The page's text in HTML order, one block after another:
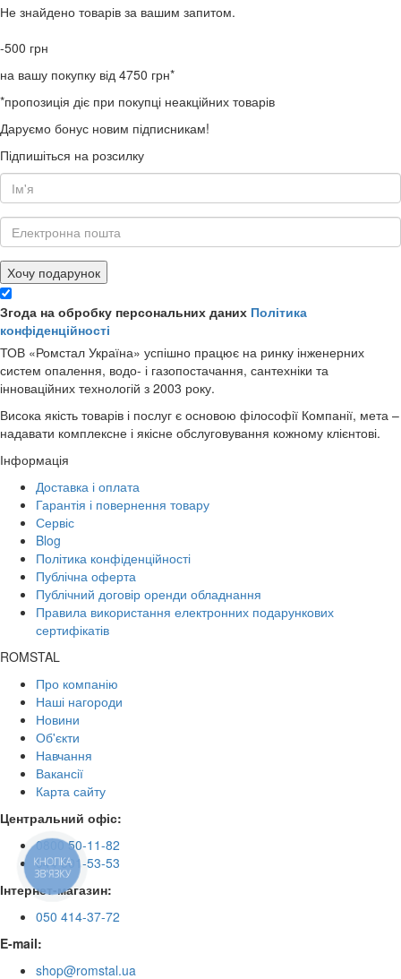
Не знайдено товарів за вашим запитом.
-500 грн
на вашу покупку від 4750 грн*
*пропозиція діє при покупці неакційних товарів
Даруємо бонус новим підписникам!
Підпишіться на розсилку
Хочу подарунок
Згода на обробку персональних даних Політика
конфіденційності
ТОВ «Ромстал Україна» успішно працює на ринку інженерних
систем опалення, водо- і газопостачання, сантехніки та
інноваційних технологій з 2003 року.
Висока якість товарів і послуг є основою філософії Компанії, мета –
надавати комплексне і якісне обслуговування кожному клієнтові.
Інформація
Доставка і оплата
Гарантія і повернення товару
Сервіс
Blog
Політика конфіденційності
Публічна оферта
Публічний договір оренди обладнання
Правила використання електронних подарункових
сертифікатів
ROMSTAL
Про компанію
Наші нагороди
Новини
Об'єкти
Навчання
Вакансії
Карта сайту
Центральний офіс:
0800 50-11-82
044 501-53-53
Інтернет-магазин:
050 414-37-72
E-mail:
shop@romstal.ua
КНОПКА
ЗВ'ЯЗКУ